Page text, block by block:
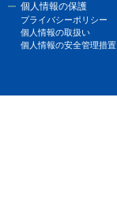
個人情報の保護
プライバシーポリシー
個人情報の取扱い
個人情報の安全管理措置